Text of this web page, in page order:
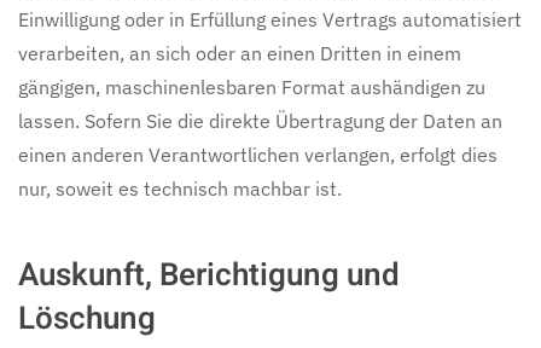
Einwilligung oder in Erfüllung eines Vertrags automatisiert
verarbeiten, an sich oder an einen Dritten in einem
gängigen, maschinenlesbaren Format aushändigen zu
lassen. Sofern Sie die direkte Übertragung der Daten an
einen anderen Verantwortlichen verlangen, erfolgt dies
nur, soweit es technisch machbar ist.
Auskunft, Berichtigung und
Löschung